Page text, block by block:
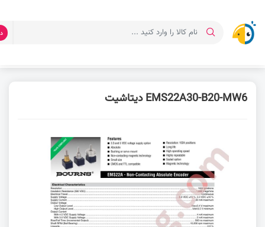
EMS22A30-B20-MW6 دیتاشیت